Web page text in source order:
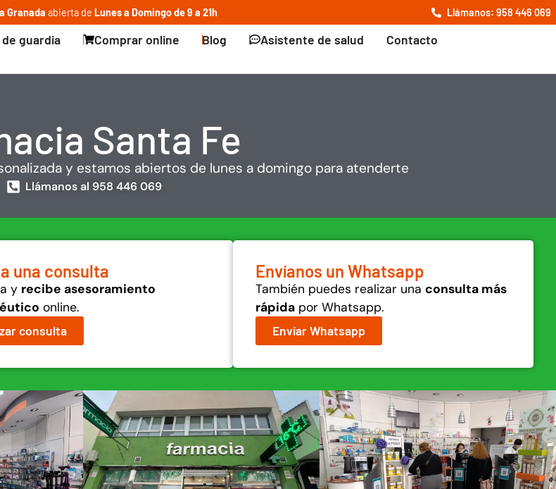
Granada abierta de Lunes a Domingo de 9 a 21h Llámanos: 958 446 069
guardia Comprar online Blog Asistente de salud Contacto
Santa Fe
y estamos abiertos de lunes a domingo para atenderte
Llámanos al 958 446 069
una consulta
y recibe asesoramiento
online.
consulta
Envíanos un Whatsapp
También puedes realizar una consulta más
rápida por Whatsapp.
Enviar Whatsapp